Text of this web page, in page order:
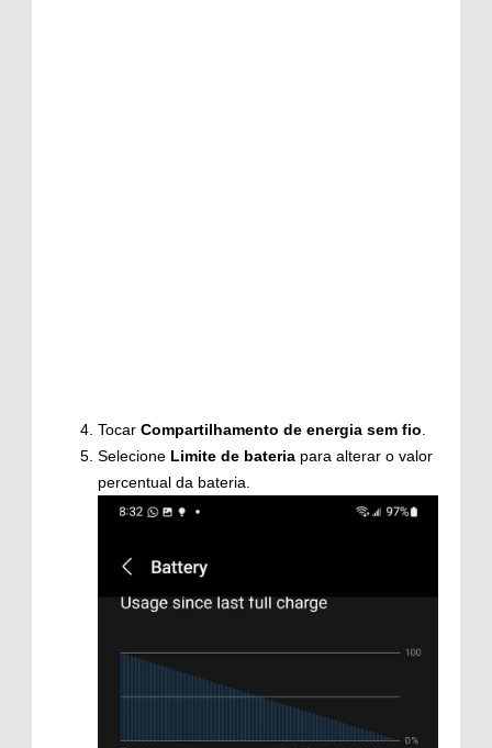
Tocar Compartilhamento de energia sem fio
Selecione Limite de bateria para alterar o valor
percentual da bateria.